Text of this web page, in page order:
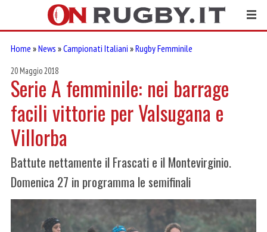
Home »News »Campionati Italiani »Rugby Femminile
20 Maggio 2018
Serie A femminile: nei barrage
facili vittorie per Valsugana e
Villorba
Battute nettamente il Frascati e il Montevirginio.
Domenica 27 in programma le semifinali